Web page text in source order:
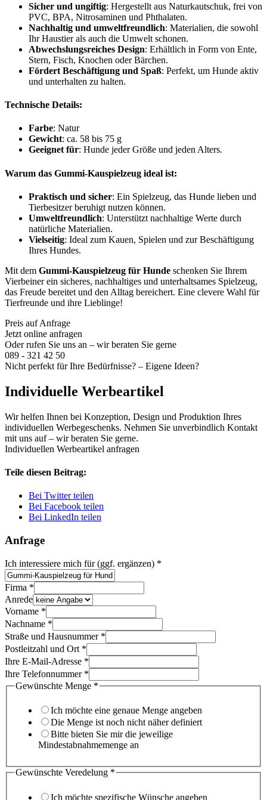
Sicher und ungiftig: Hergestellt aus Naturkautschuk, frei von
PVC, BPA, Nitrosaminen und Phthalaten.
Nachhaltig und umweltfreundlich: Materialien, die sowohl
Ihr Haustier als auch die Umwelt schonen.
Abwechslungsreiches Design: Erhältlich in Form von Ente,
Stern, Fisch, Knochen oder Bärchen.
Fördert Beschäftigung und Spaß: Perfekt, um Hunde aktiv
und unterhalten zu halten.
Technische Details:
Farbe: Natur
Gewicht: ca. 58 bis 75 g
Geeignet für: Hunde jeder Größe und jeden Alters.
Warum das Gummi-Kauspielzeug ideal ist:
Praktisch und sicher: Ein Spielzeug, das Hunde lieben und
Tierbesitzer beruhigt nutzen können.
Umweltfreundlich: Unterstützt nachhaltige Werte durch
natürliche Materialien.
Vielseitig: Ideal zum Kauen, Spielen und zur Beschäftigung
Ihres Hundes.
Mit dem Gummi-Kauspielzeug für Hunde schenken Sie Ihrem
Vierbeiner ein sicheres, nachhaltiges und unterhaltsames Spielzeug,
das Freude bereitet und den Alltag bereichert. Eine clevere Wahl für
Tierfreunde und ihre Lieblinge!
Preis auf Anfrage
Jetzt online anfragen
Oder rufen Sie uns an – wir beraten Sie gerne
089 - 321 42 50
Nicht perfekt für Ihre Bedürfnisse? – Eigene Ideen?
Individuelle Werbeartikel
Wir helfen Ihnen bei Konzeption, Design und Produktion Ihres
individuellen Werbegeschenks. Nehmen Sie unverbindlich Kontakt
mit uns auf – wir beraten Sie gerne.
Individuellen Werbeartikel anfragen
Teile diesen Beitrag:
Bei Twitter teilen
Bei Facebook teilen
Bei LinkedIn teilen
Anfrage
Ich interessiere mich für (ggf. ergänzen) *
Firma *
Anrede
Vorname *
Nachname *
Straße und Hausnummer *
Postleitzahl und Ort *
Ihre E-Mail-Adresse *
Ihre Telefonnummer *
Gewünschte Menge *
Ich möchte eine genaue Menge angeben
Die Menge ist noch nicht näher definiert
Bitte bieten Sie mir die jeweilige
Mindestabnahmemenge an
Gewünschte Veredelung *
Ich möchte spezifische Wünsche angeben